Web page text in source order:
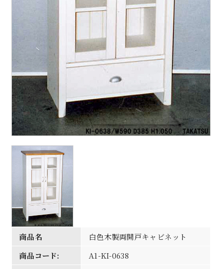
商品名
白色木製両開戸キャビネット
商品コード:
A1-KI-0638